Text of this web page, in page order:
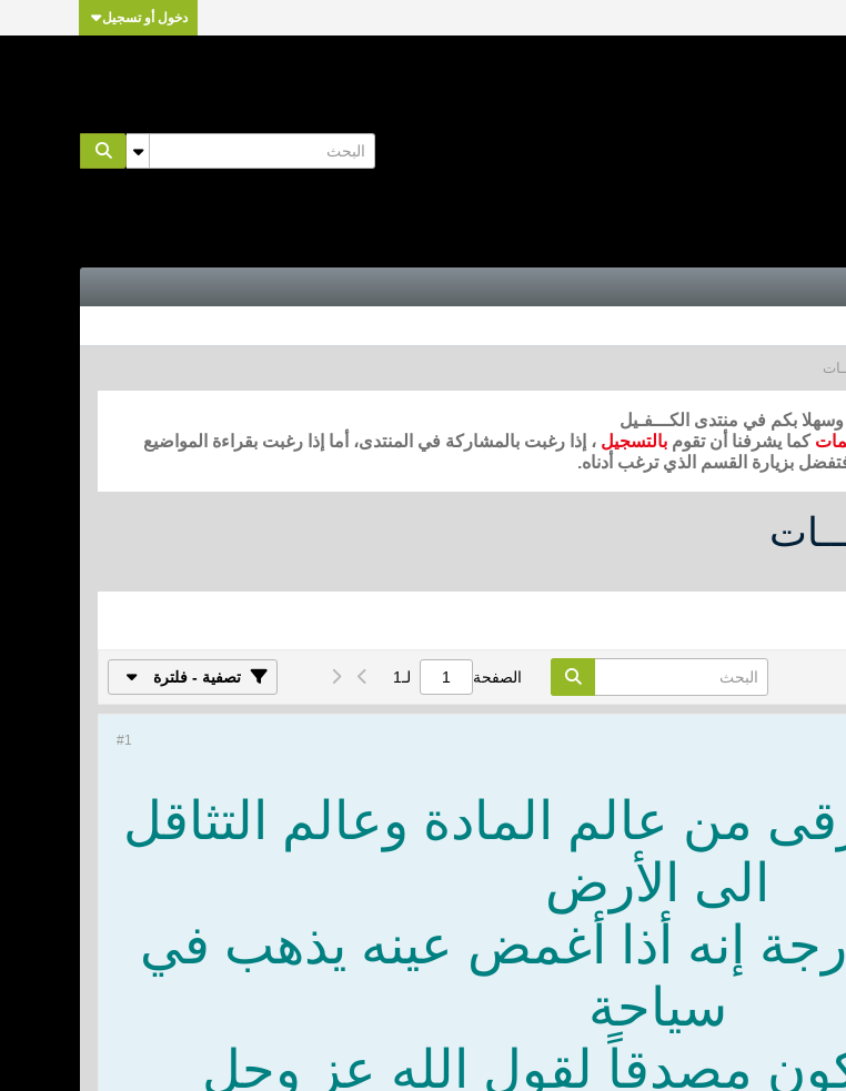
دخول أو تسجيل
وسهلا بكم في منتدى الكـــفـيل
كما يشرفنا أن تقوم بالتسجيل ، إذا رغبت بالمشاركة في المنتدى، أما إذا رغبت بقراءة المواضيع
بزيارة القسم الذي ترغب أدناه.
الصفحة لـ1 تصفية - فلترة
#1
من عالم المادة وعالم التثاقل
الى الأرض
إنه أذا أغمض عينه يذهب في
سياحة
مصدقاً لقول الله عز وجل